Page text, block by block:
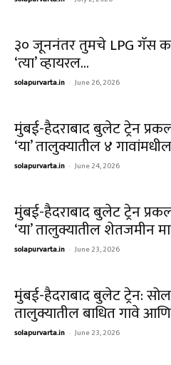
३० जूननंतर तुमचे LPG गॅस
‘त्या’ व्हायरल...
solapurvarta.in - June 26, 2026
मुंबई-हैदराबाद बुलेट ट्रेन
‘या’ तालुक्यातील ४
solapurvarta.in - June 24, 2026
मुंबई-हैदराबाद बुलेट ट्रेन
‘या’ तालुक्यातील शेतजमीन
solapurvarta.in - June 23, 2026
मुंबई-हैदराबाद बुलेट ट्रेन:
तालुक्यातील बाधित गावे
solapurvarta.in - June 23, 2026